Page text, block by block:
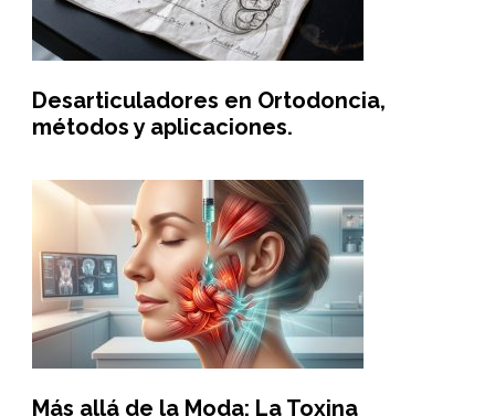
Desarticuladores en Ortodoncia,
métodos y aplicaciones.
Más allá de la Moda: La Toxina